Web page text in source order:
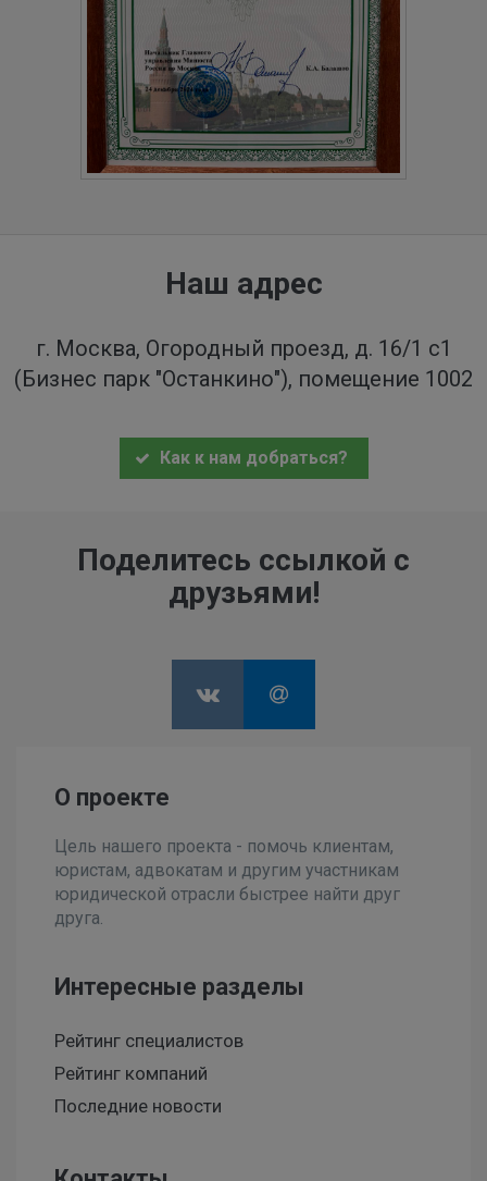
Наш адрес
г. Москва, Огородный проезд, д. 16/1 с1
(Бизнес парк "Останкино"), помещение 1002
Как к нам добраться?
Поделитесь ссылкой с
друзьями!
О проекте
Цель нашего проекта - помочь клиентам,
юристам, адвокатам и другим участникам
юридической отрасли быстрее найти друг
друга.
Интересные разделы
Рейтинг специалистов
Рейтинг компаний
Последние новости